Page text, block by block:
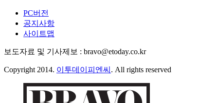
PC버전
공지사항
사이트맵
보도자료 및 기사제보 : bravo@etoday.co.kr
Copyright 2014. 이투데이피엔씨 . All rights reserved